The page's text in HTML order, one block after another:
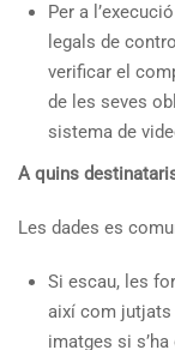
Per a
legals de
verificar el
de les seves
sistema de
A quins
Les dades es
Si escau, les
així com jutjats
imatges si